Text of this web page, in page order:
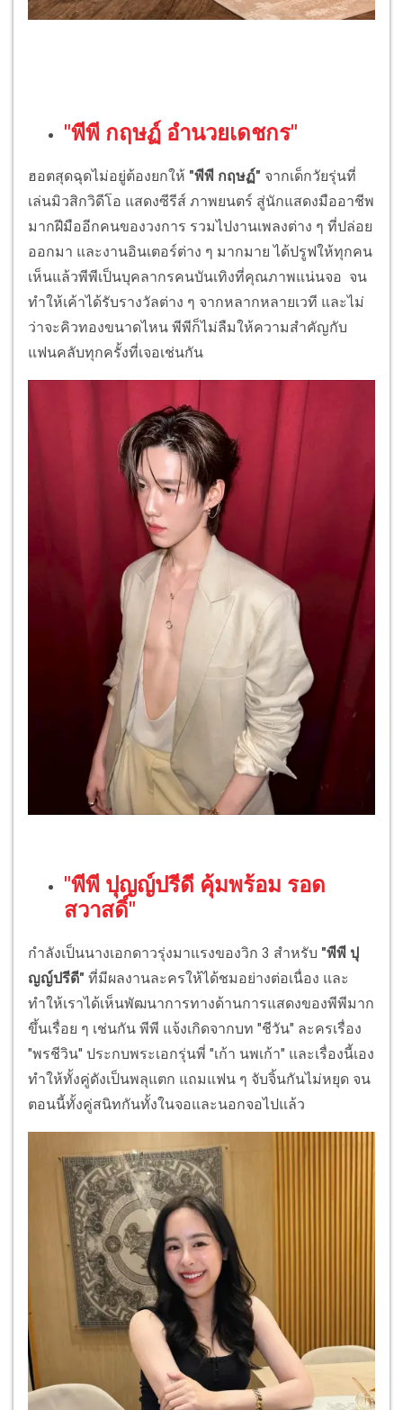
"พีพี กฤษฏ์ อำนวยเดชกร"
ฮอตสุดฉุดไม่อยู่ต้องยกให้ "พีพี กฤษฏ์" จากเด็กวัยรุ่นที่
เล่นมิวสิกวิดีโอ แสดงซีรีส์ ภาพยนตร์ สู่นักแสดงมืออาชีพ
มากฝีมืออีกคนของวงการ รวมไปงานเพลงต่าง ๆ ที่ปล่อย
ออกมา และงานอินเตอร์ต่าง ๆ มากมาย ได้ปรูฟให้ทุกคน
เห็นแล้วพีพีเป็นบุคลากรคนบันเทิงที่คุณภาพแน่นจอ จน
ทำให้เค้าได้รับรางวัลต่าง ๆ จากหลากหลายเวที และไม่
ว่าจะคิวทองขนาดไหน พีพีก็ไม่ลืมให้ความสำคัญกับ
แฟนคลับทุกครั้งที่เจอเช่นกัน
"พีพี ปุญญ์ปรีดี คุ้มพร้อม รอด
สวาสดิ์"
กำลังเป็นนางเอกดาวรุ่งมาแรงของวิก 3 สำหรับ "พีพี ปุ
ญญ์ปรีดี" ที่มีผลงานละครให้ได้ชมอย่างต่อเนื่อง และ
ทำให้เราได้เห็นพัฒนาการทางด้านการแสดงของพีพีมาก
ขึ้นเรื่อย ๆ เช่นกัน พีพี แจ้งเกิดจากบท "ชีวัน" ละครเรื่อง
"พรชีวิน" ประกบพระเอกรุ่นพี่ "เก้า นพเก้า" และเรื่องนี้เอง
ทำให้ทั้งคู่ดังเป็นพลุแตก แถมแฟน ๆ จับจิ้นกันไม่หยุด จน
ตอนนี้ทั้งคู่สนิทกันทั้งในจอและนอกจอไปแล้ว